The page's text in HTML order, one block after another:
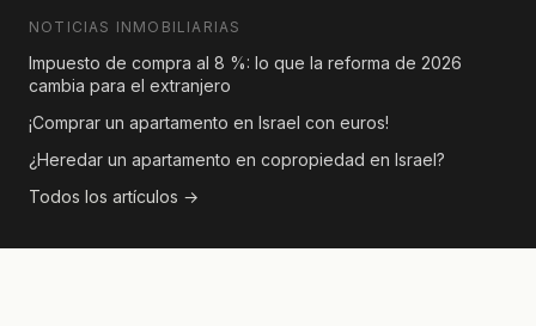
NOTICIAS INMOBILIARIAS
Impuesto de compra al 8 %: lo que la reforma de 2026
cambia para el extranjero
¡Comprar un apartamento en Israel con euros!
¿Heredar un apartamento en copropiedad en Israel?
Todos los artículos →